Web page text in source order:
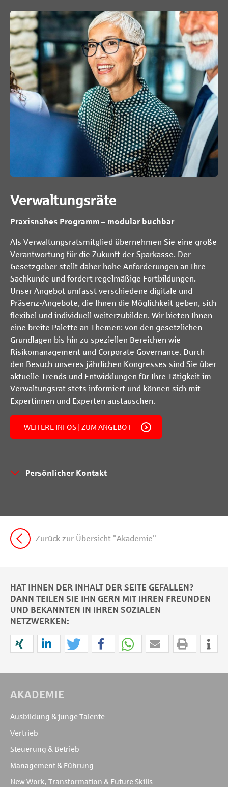
Verwaltungsräte
Praxisnahes Programm – modular buchbar
Als Verwaltungsratsmitglied übernehmen Sie eine große
Verantwortung für die Zukunft der Sparkasse. Der
Gesetzgeber stellt daher hohe Anforderungen an Ihre
Sachkunde und fordert regelmäßige Fortbildungen.
Unser Angebot umfasst verschiedene digitale und
Präsenz-Angebote, die Ihnen die Möglichkeit geben, sich
flexibel und individuell weiterzubilden. Wir bieten Ihnen
eine breite Palette an Themen: von den gesetzlichen
Grundlagen bis hin zu speziellen Bereichen wie
Risikomanagement und Corporate Governance. Durch
den Besuch unseres jährlichen Kongresses sind Sie über
aktuelle Trends und Entwicklungen für Ihre Tätigkeit im
Verwaltungsrat stets informiert und können sich mit
Expertinnen und Experten austauschen.
WEITERE INFOS | ZUM ANGEBOT
Persönlicher Kontakt
Zurück zur Übersicht "Akademie"
HAT IHNEN DER INHALT DER SEITE GEFALLEN?
DANN TEILEN SIE IHN GERN MIT IHREN FREUNDEN
UND BEKANNTEN IN IHREN SOZIALEN
NETZWERKEN:
AKADEMIE
Ausbildung & junge Talente
Vertrieb
Steuerung & Betrieb
Management & Führung
New Work, Transformation & Future Skills